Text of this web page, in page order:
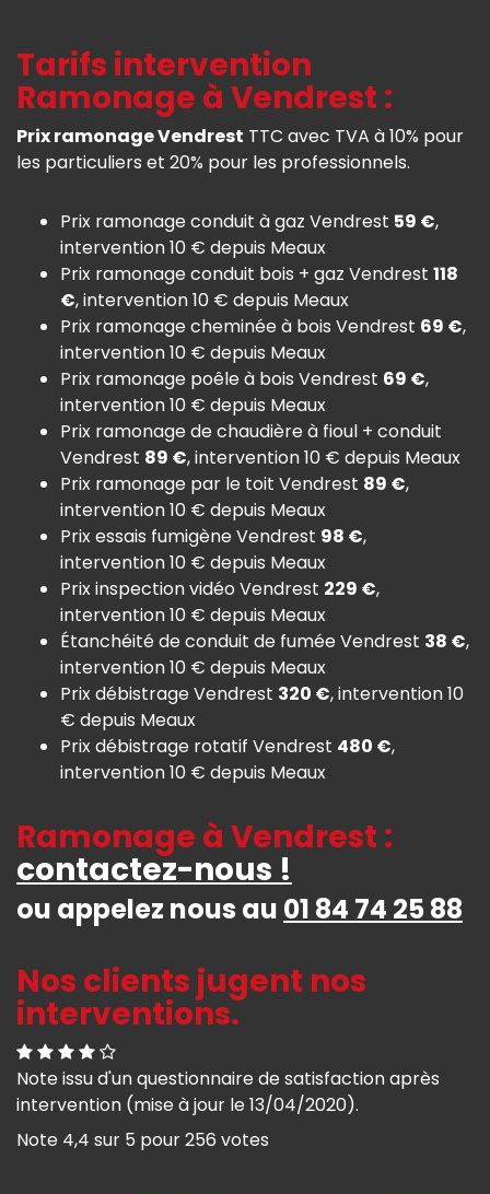
Tarifs intervention
Ramonage à Vendrest :
Prix ramonage Vendrest TTC avec TVA à 10% pour
les particuliers et 20% pour les professionnels.
Prix ramonage conduit à gaz Vendrest 59 €,
intervention 10 € depuis Meaux
Prix ramonage conduit bois + gaz Vendrest 118
€, intervention 10 € depuis Meaux
Prix ramonage cheminée à bois Vendrest 69 €,
intervention 10 € depuis Meaux
Prix ramonage poêle à bois Vendrest 69 €,
intervention 10 € depuis Meaux
Prix ramonage de chaudière à fioul + conduit
Vendrest 89 €, intervention 10 € depuis Meaux
Prix ramonage par le toit Vendrest 89 €,
intervention 10 € depuis Meaux
Prix essais fumigène Vendrest 98 €,
intervention 10 € depuis Meaux
Prix inspection vidéo Vendrest 229 €,
intervention 10 € depuis Meaux
Étanchéité de conduit de fumée Vendrest 38 €,
intervention 10 € depuis Meaux
Prix débistrage Vendrest 320 €, intervention 10
€ depuis Meaux
Prix débistrage rotatif Vendrest 480 €,
intervention 10 € depuis Meaux
Ramonage à Vendrest :
contactez-nous !
ou appelez nous au 01 84 74 25 88
Nos clients jugent nos
interventions.
Note issu d'un questionnaire de satisfaction après
intervention (mise à jour le 13/04/2020).
Note 4,4 sur 5 pour256 votes